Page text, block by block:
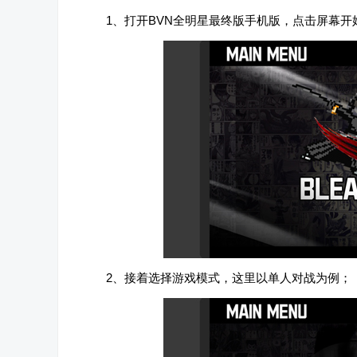
1、打开BVN全明星最终版手机版，点击屏幕开
2、接着选择游戏模式，这里以单人对战为例；